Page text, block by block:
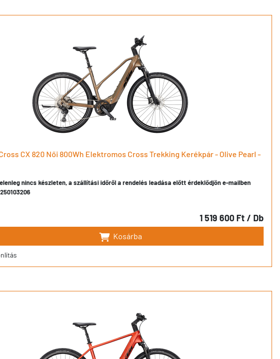
CX 820 Női 800Wh Elektromos Cross Trekking Kerékpár - Olive Pearl -
nincs készleten, a szállítási időről a rendelés leadása előtt érdeklődjön e-mailben
1 519 600 Ft/ Db
Kosárba